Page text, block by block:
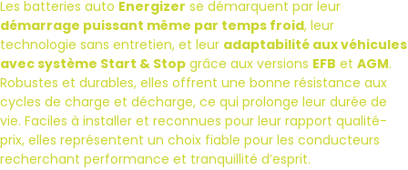
Les batteries auto Energizer se démarquent par leur
démarrage puissant même par temps froid, leur
technologie sans entretien, et leur adaptabilité aux véhicules
avec système Start & Stop grâce aux versions EFB et AGM.
Robustes et durables, elles offrent une bonne résistance aux
cycles de charge et décharge, ce qui prolonge leur durée de
vie. Faciles à installer et reconnues pour leur rapport qualité-
prix, elles représentent un choix fiable pour les conducteurs
recherchant performance et tranquillité d’esprit.